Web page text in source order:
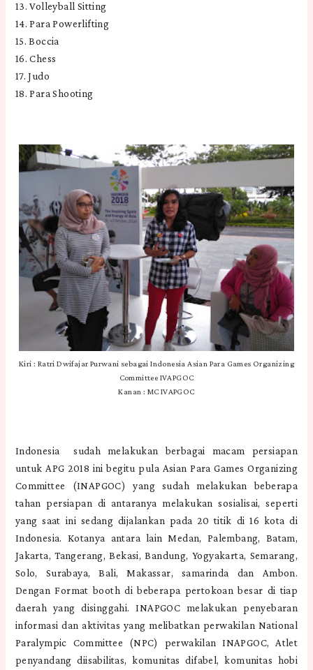
13. Volleyball Sitting
14. Para Powerlifting
15. Boccia
16. Chess
17. Judo
18. Para Shooting
Kiri : Ratri Dwifajar Purwani sebagai Indonesia Asian Para Games Organizing
Committee IVAPGOC
Kanan : MC IVAPGOC
Indonesia sudah melakukan berbagai macam persiapan
untuk APG 2018 ini begitu pula Asian Para Games Organizing
Committee (INAPGOC) yang sudah melakukan beberapa
tahan persiapan di antaranya melakukan sosialisai, seperti
yang saat ini sedang dijalankan pada 20 titik di 16 kota di
Indonesia. Kotanya antara lain Medan, Palembang, Batam,
Jakarta, Tangerang, Bekasi, Bandung, Yogyakarta, Semarang,
Solo, Surabaya, Bali, Makassar, samarinda dan Ambon.
Dengan Format booth di beberapa pertokoan besar di tiap
daerah yang disinggahi. INAPGOC melakukan penyebaran
informasi dan aktivitas yang melibatkan perwakilan National
Paralympic Committee (NPC) perwakilan INAPGOC, Atlet
penyandang diisabilitas, komunitas difabel, komunitas hobi